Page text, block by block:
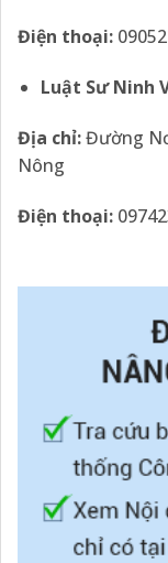
Điện thoại:
Luật Sư Ninh
Địa chỉ:Đường
Nông
Điện thoại: